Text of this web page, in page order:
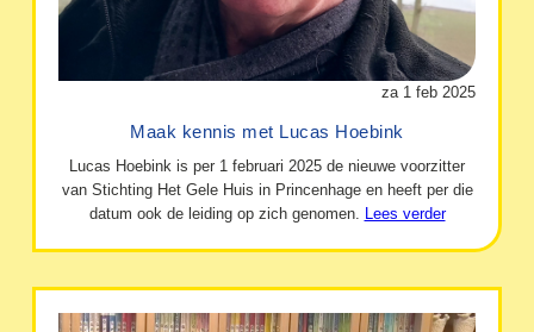
za 1 feb 2025
Maak kennis met Lucas Hoebink
Lucas Hoebink is per 1 februari 2025 de nieuwe voorzitter
van Stichting Het Gele Huis in Princenhage en heeft per die
datum ook de leiding op zich genomen. Lees verder